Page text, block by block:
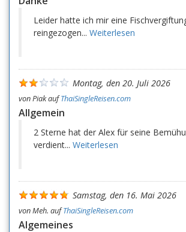
Leider hatte ich mir eine
reingezogen... Weiterlesen
Montag, den 20. Juli 2026
vonPiakaufThaiSingleReisen.com
Allgemein
2 Sterne hat der Alex für seine
verdient... Weiterlesen
Samstag, den 16. Mai 2026
vonMeh. aufThaiSingleReisen.com
Algemeines